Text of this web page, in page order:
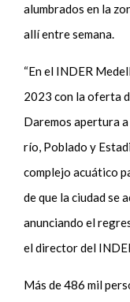
alumbrados en la
allí entre semana.
“En el INDER
2023 con la oferta
Daremos apertura
río, Poblado y
complejo acuático
de que la ciudad se
anunciando el
el director del
Más de 486 mil